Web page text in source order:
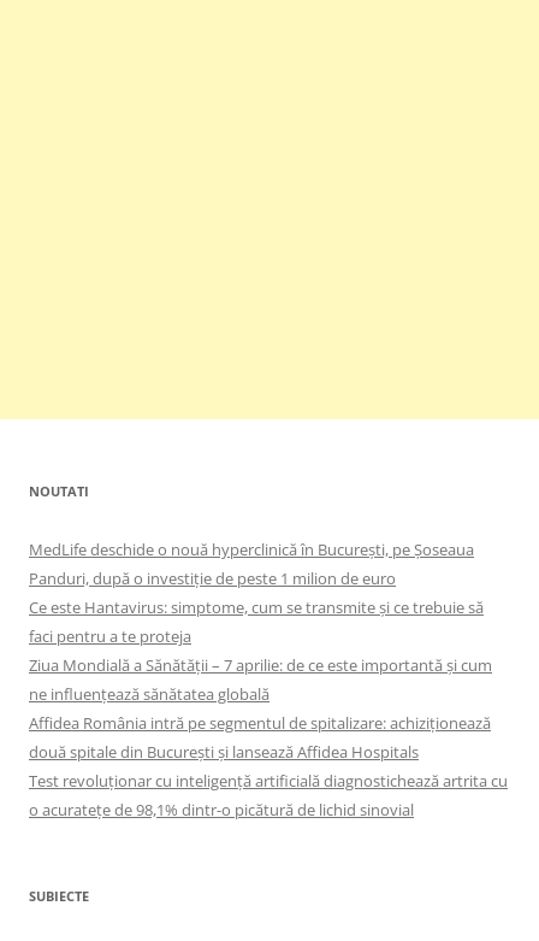
NOUTATI
MedLife deschide o nouă hyperclinică în București, pe Șoseaua
Panduri, după o investiție de peste 1 milion de euro
Ce este Hantavirus: simptome, cum se transmite și ce trebuie să
faci pentru a te proteja
Ziua Mondială a Sănătății – 7 aprilie: de ce este importantă și cum
ne influențează sănătatea globală
Affidea România intră pe segmentul de spitalizare: achiziționează
două spitale din București și lansează Affidea Hospitals
Test revoluționar cu inteligență artificială diagnostichează artrita cu
o acuratețe de 98,1% dintr-o picătură de lichid sinovial
SUBIECTE